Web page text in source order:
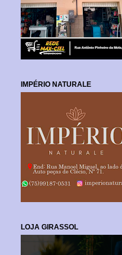
IMPÉRIO NATURALE
LOJA GIRASSOL